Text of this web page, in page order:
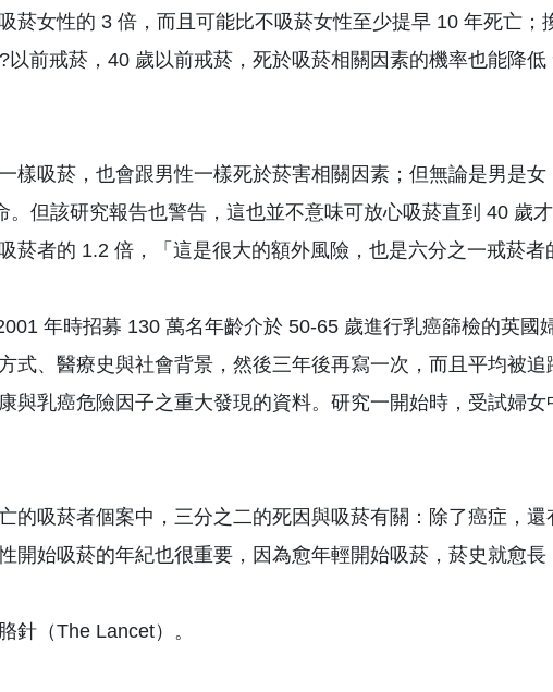
菸女性的 3 倍，而且可能比不吸菸女性至少提早 10 年死亡；
以前戒菸，40 歲以前戒菸，死於吸菸相關因素的機率也能降
樣吸菸，也會跟男性一樣死於菸害相關因素；但無論是男是
。但該研究報告也警告，這也並不意味可放心吸菸直到 40 歲
菸者的 1.2 倍，「這是很大的額外風險，也是六分之一戒菸者
年時招募 130 萬名年齡介於 50-65 歲進行乳癌篩檢的英國
式、醫療史與社會背景，然後三年後再寫一次，而且平均被追
與乳癌危險因子之重大發現的資料。研究一開始時，受試婦
的吸菸者個案中，三分之二的死因與吸菸有關：除了癌症，
開始吸菸的年紀也很重要，因為愈年輕開始吸菸，菸史就愈長
針（The Lancet）。